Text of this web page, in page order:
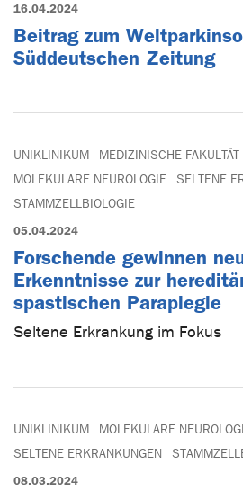
16.04.2024
Beitrag zum
Süddeutschen Zeitung
UNIKLINIKUM
MEDIZINISCHE FAKULTÄT
MOLEKULARE NEUROLOGIE
SELTENE
STAMMZELLBIOLOGIE
05.04.2024
Forschende gewinnen
Erkenntnisse zur
spastischen Paraplegie
Seltene Erkrankung im Fokus
UNIKLINIKUM
MOLEKULARE
SELTENE ERKRANKUNGEN
08.03.2024